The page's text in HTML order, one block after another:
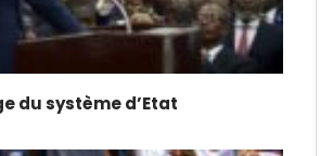
du système d’Etat